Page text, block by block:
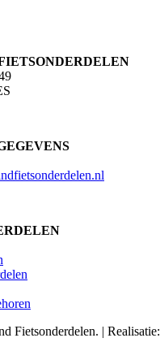
Fietsonderdelen. | Realisatie: